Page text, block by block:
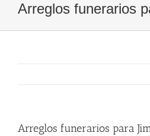
Arreglos funerarios
Arreglos funerarios para